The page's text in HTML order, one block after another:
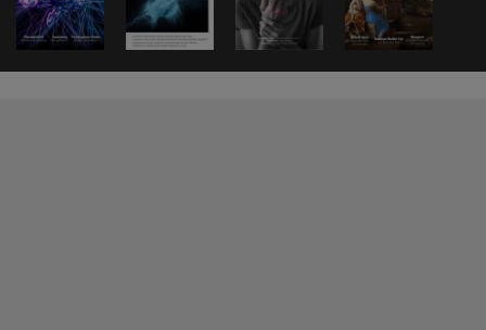
abgesetzten Königs, eine Herzogin, eine Witwe und gerade erst 16
geworden. Mit zwölf hatte sie den Herzog von Mailand, Francesco